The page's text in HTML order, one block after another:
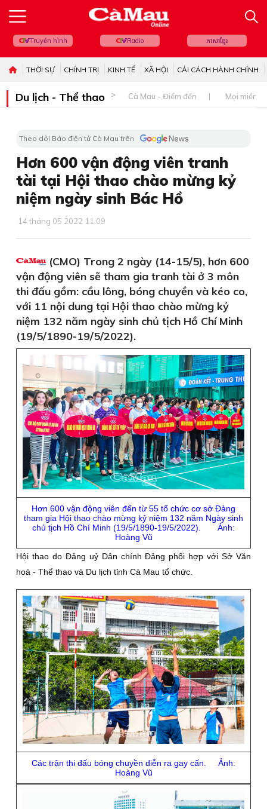
Truyền hình Radio ភាសាខ្មែរ
THỜI SỰ CHÍNH TRỊ KINH TẾ XÃ HỘI CẢI CÁCH HÀNH CHÍNH
Du lịch - Thể thao Cà Mau - Điểm đến Mọi miền
Theo dõi Báo điện tử Cà Mau trên
Hơn 600 vận động viên tranh
tài tại Hội thao chào mừng kỷ
niệm ngày sinh Bác Hồ
14 tháng 05 2022 11:09
(CMO) Trong 2 ngày (14-15/5), hơn 600
vận động viên sẽ tham gia tranh tài ở 3 môn
thi đấu gồm: cầu lông, bóng chuyền và kéo co,
với 11 nội dung tại Hội thao chào mừng kỷ
niệm 132 năm ngày sinh chủ tịch Hồ Chí Minh
(19/5/1890-19/5/2022).
Hơn 600 vận động viên đến từ 55 tổ chức cơ sở Đảng
tham gia Hội thao chào mừng kỷ niệm 132 năm Ngày sinh
chủ tịch Hồ Chí Minh (19/5/1890-19/5/2022). Ảnh:
Hoàng Vũ
Hội thao do Đảng uỷ Dân chính Đảng phối hợp với Sở Văn
hoá - Thể thao và Du lịch tỉnh Cà Mau tổ chức.
Các trận thi đấu bóng chuyền diễn ra gay cấn. Ảnh:
Hoàng Vũ